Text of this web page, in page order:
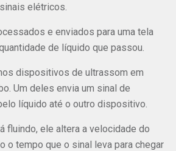
elétricos.
e enviados para uma tela
de líquido que passou.
dispositivos de ultrassom em
Um deles envia um sinal de
líquido até o outro dispositivo.
fluindo, ele altera a velocidade do
o tempo que o sinal leva para chegar